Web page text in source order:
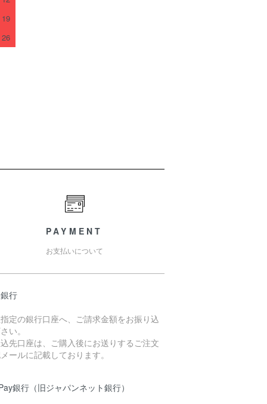
19
26
PAYMENT
お支払いについて
行
定の銀行口座へ、ご請求金額をお振り込
い。
先口座は、ご購入後にお送りするご注文
ールに記載しております。
銀行（旧ジャパンネット銀行）